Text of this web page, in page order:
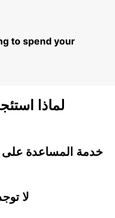
to spend your
لماذا
خدمة المساعدة على
لا